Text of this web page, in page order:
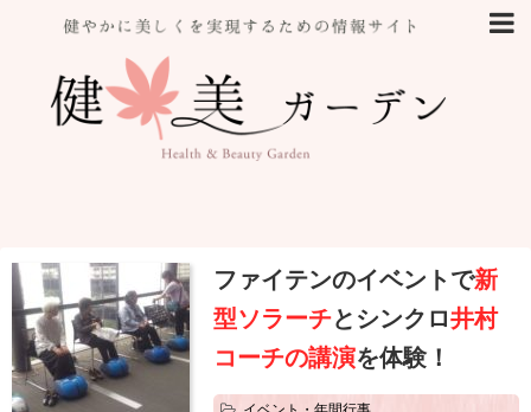
ファイテンのイベントで新
型ソラーチとシンクロ井村
コーチの講演を体験！